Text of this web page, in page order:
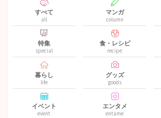
すべて
all
マンガ
column
特集
special
食・レシピ
recipe
暮らし
life
グッズ
goods
イベント
event
エンタメ
entame